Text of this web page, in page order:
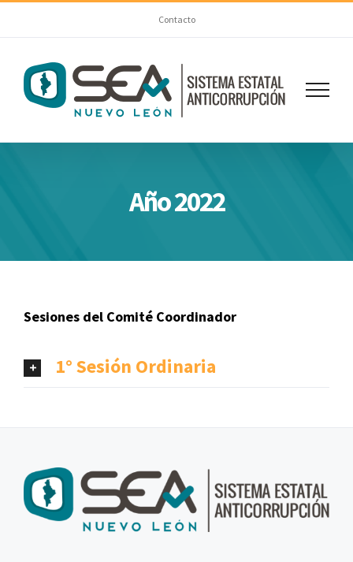
content
Contacto
Año 2022
Sesiones del Comité Coordinador
1° Sesión Ordinaria